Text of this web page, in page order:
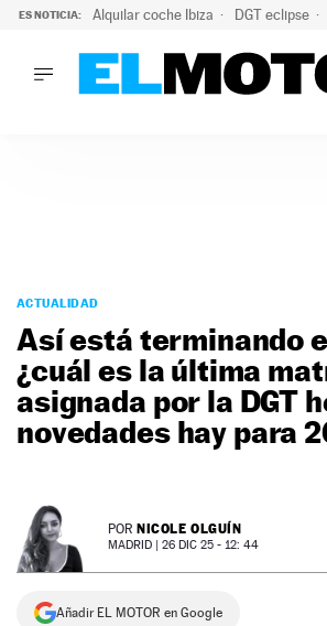
ES NOTICIA: Alquilar coche Ibiza DGT eclipse
PODCAST
MOTOS
TECNOLOGÍA
SUPERCOCHES
NEWSLETTER
ACTUALIDAD
Así está terminando
¿cuál es la última
asignada por la DGT
novedades hay para
POR NICOLE OLGUÍN
MADRID | 26 DIC 25 - 12: 44
Añadir EL MOTOR en Google